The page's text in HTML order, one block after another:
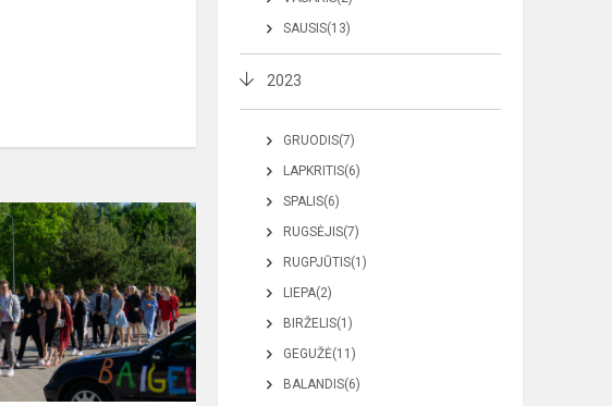
SAUSIS(13)
2023
GRUODIS(7)
LAPKRITIS(6)
SPALIS(6)
RUGSĖJIS(7)
RUGPJŪTIS(1)
LIEPA(2)
BIRŽELIS(1)
GEGUŽĖ(11)
BALANDIS(6)